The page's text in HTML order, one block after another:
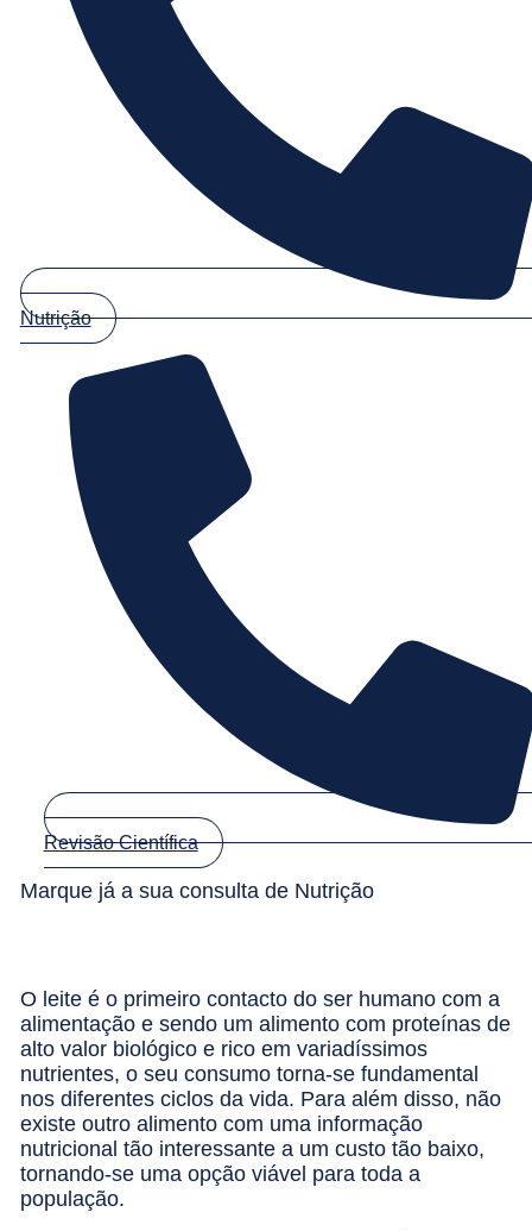
Nutrição
Revisão Científica
Marque já a sua consulta de Nutrição
O leite é o primeiro contacto do ser humano com a
alimentação e sendo um alimento com proteínas de
alto valor biológico e rico em variadíssimos
nutrientes, o seu consumo torna-se fundamental
nos diferentes ciclos da vida. Para além disso, não
existe outro alimento com uma informação
nutricional tão interessante a um custo tão baixo,
tornando-se uma opção viável para toda a
população.